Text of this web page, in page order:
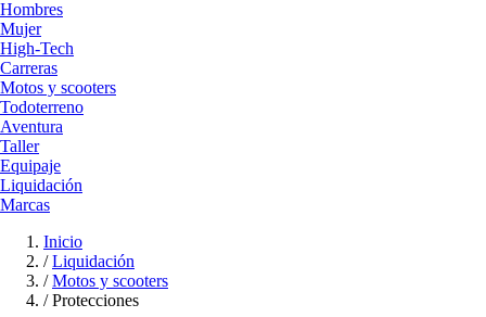
Hombres
Mujer
High-Tech
Carreras
Motos y scooters
Todoterreno
Aventura
Taller
Equipaje
Liquidación
Marcas
Inicio
/ Liquidación
/ Motos y scooters
/ Protecciones